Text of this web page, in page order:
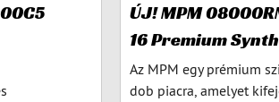
ÚJ! MPM
16 Premium
Az MPM egy prémium
dob piacra, amelyet